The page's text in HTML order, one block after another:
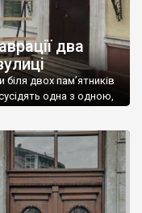
два
двох пам’ятників
одна з одною,
на проведення яких
вже ремонтує
[…]